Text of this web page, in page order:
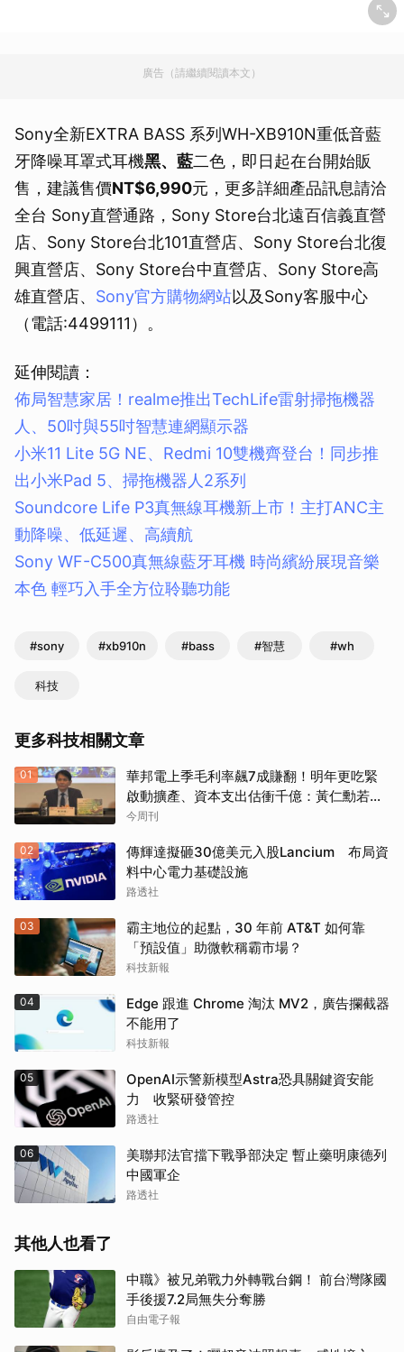
廣告（請繼續閱讀本文）
Sony全新EXTRA BASS 系列WH-XB910N重低音藍
牙降噪耳罩式耳機黑、藍二色，即日起在台開始販
售，建議售價NT$6,990元，更多詳細產品訊息請洽
全台 Sony直營通路，Sony Store台北遠百信義直營
店、Sony Store台北101直營店、Sony Store台北復
興直營店、Sony Store台中直營店、Sony Store高
雄直營店、 Sony官方購物網站以及Sony客服中心
（電話:4499111）。
延伸閱讀：
佈局智慧家居！realme推出TechLife雷射掃拖機器
人、50吋與55吋智慧連網顯示器
小米11 Lite 5G NE、Redmi 10雙機齊登台！同步推
出小米Pad 5、掃拖機器人2系列
Soundcore Life P3真無線耳機新上市！主打ANC主
動降噪、低延遲、高續航
Sony WF-C500真無線藍牙耳機 時尚繽紛展現音樂
本色 輕巧入手全方位聆聽功能
#sony #xb910n #bass #智慧 #wh
科技
更多科技相關文章
01
華邦電上季毛利率飆7成賺翻！明年更吃緊
啟動擴產、資本支出估衝千億：黃仁勳若想
到，早入主記憶體廠
今周刊
02
傳輝達擬砸30億美元入股Lancium 布局資
料中心電力基礎設施
路透社
03
霸主地位的起點，30 年前 AT&T 如何靠
「預設值」助微軟稱霸市場？
科技新報
04
Edge 跟進 Chrome 淘汰 MV2，廣告攔截器
不能用了
科技新報
05
OpenAI示警新模型Astra恐具關鍵資安能
力 收緊研發管控
路透社
06
美聯邦法官擋下戰爭部決定 暫止藥明康德列
中國軍企
路透社
其他人也看了
中職》被兄弟戰力外轉戰台鋼！ 前台灣隊國
手後援7.2局無失分奪勝
自由電子報
取消